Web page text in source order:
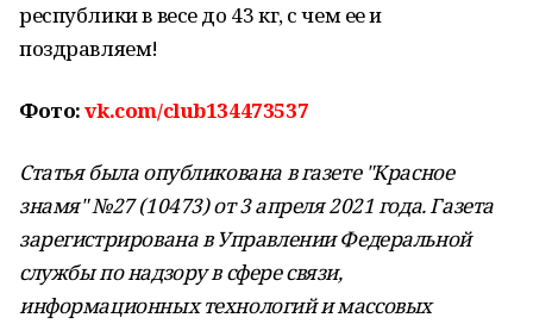
республики в весе до 43 кг, с чем ее и
поздравляем!
Фото:vk.com/club134473537
Статья была опубликована в газете "Красное
знамя" №27 (10473) от 3 апреля 2021 года. Газета
зарегистрирована в Управлении Федеральной
службы по надзору в сфере связи,
информационных технологий и массовых